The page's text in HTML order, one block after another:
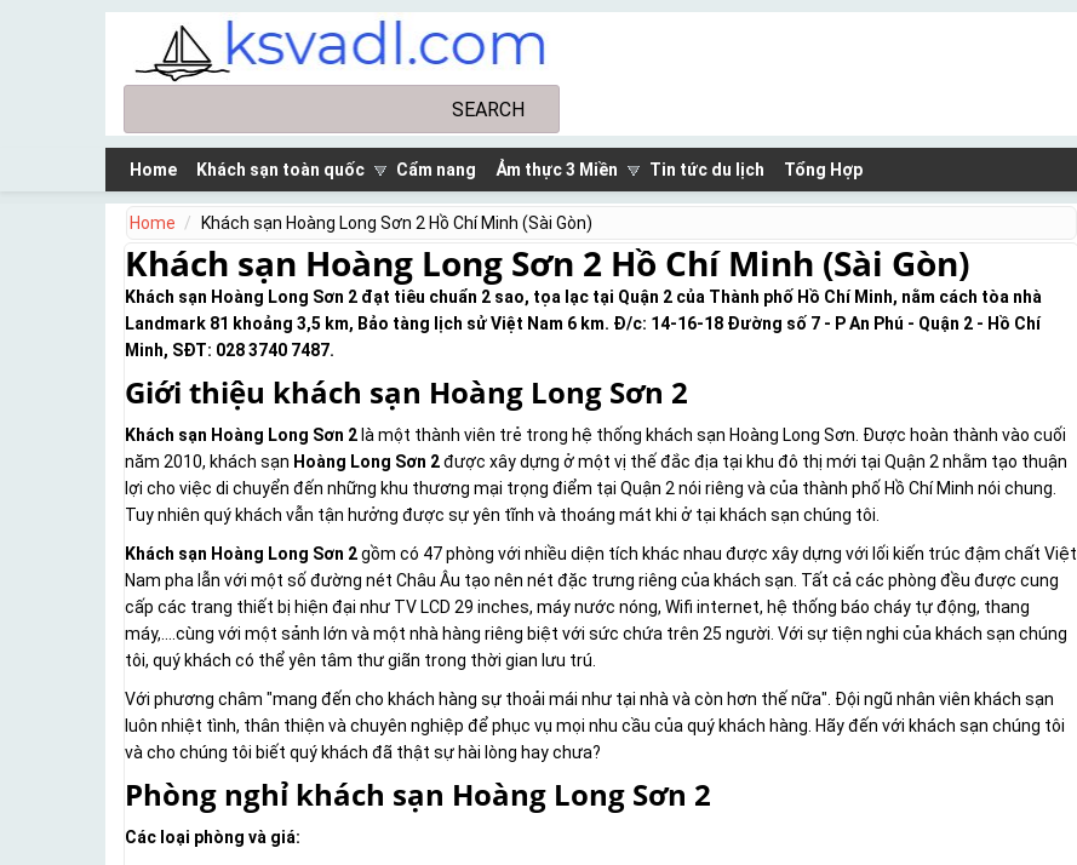
Skip to main content
Home Khách sạn toàn quốc Cẩm nang Ảm thực 3 Miền Tin tức du lịch Tổng Hợp
Home Khách sạn Hoàng Long Sơn 2 Hồ Chí Minh (Sài Gòn)
Khách sạn Hoàng Long Sơn 2 Hồ Chí Minh (Sài Gòn)
Khách sạn Hoàng Long Sơn 2 đạt tiêu chuẩn 2 sao, tọa lạc tại Quận 2 của Thành phố Hồ Chí Minh, nằm cách tòa nhà
Landmark 81 khoảng 3,5 km, Bảo tàng lịch sử Việt Nam 6 km. Đ/c: 14-16-18 Đường số 7 - P An Phú - Quận 2 - Hồ Chí
Minh, SĐT: 028 3740 7487.
Giới thiệu khách sạn Hoàng Long Sơn 2
Khách sạn Hoàng Long Sơn 2 là một thành viên trẻ trong hệ thống khách sạn Hoàng Long Sơn. Được hoàn thành vào cuối
năm 2010, khách sạn Hoàng Long Sơn 2được xây dựng ở một vị thế đắc địa tại khu đô thị mới tại Quận 2 nhằm tạo thuận
lợi cho việc di chuyển đến những khu thương mại trọng điểm tại Quận 2 nói riêng và của thành phố Hồ Chí Minh nói chung.
Tuy nhiên quý khách vẫn tận hưởng được sự yên tĩnh và thoáng mát khi ở tại khách sạn chúng tôi.
Khách sạn Hoàng Long Sơn 2gồm có 47 phòng với nhiều diện tích khác nhau được xây dựng với lối kiến trúc đậm chất Việt
Nam pha lẫn với một số đường nét Châu Âu tạo nên nét đặc trưng riêng của khách sạn. Tất cả các phòng đều được cung
cấp các trang thiết bị hiện đại như TV LCD 29 inches, máy nước nóng, Wifi internet, hệ thống báo cháy tự động, thang
máy,....cùng với một sảnh lớn và một nhà hàng riêng biệt với sức chứa trên 25 người. Với sự tiện nghi của khách sạn chúng
tôi, quý khách có thể yên tâm thư giãn trong thời gian lưu trú.
Với phương châm "mang đến cho khách hàng sự thoải mái như tại nhà và còn hơn thế nữa". Đội ngũ nhân viên khách sạn
luôn nhiệt tình, thân thiện và chuyên nghiệp để phục vụ mọi nhu cầu của quý khách hàng. Hãy đến với khách sạn chúng tôi
và cho chúng tôi biết quý khách đã thật sự hài lòng hay chưa?
Phòng nghỉ khách sạn Hoàng Long Sơn 2
Các loại phòng và giá: